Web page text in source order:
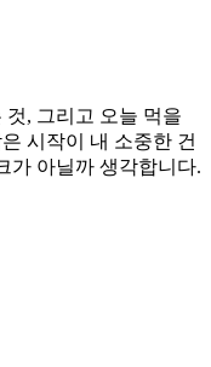
, 그리고 오늘 먹을
시작이 내 소중한 건
가 아닐까 생각합니다.